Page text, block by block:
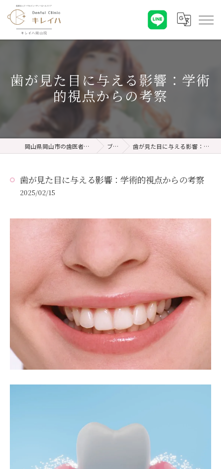
歯が見た目に与える影響：学術
的視点からの考察
岡山県岡山市の歯医者ならキレイハ岡山院 ブログ 歯が見た目に与える影響：学術的視点からの考察
歯が見た目に与える影響：学術的視点からの考察
2025/02/15